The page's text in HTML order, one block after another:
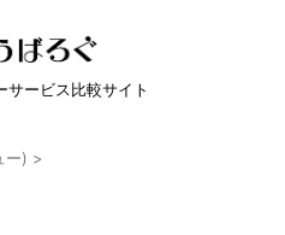
サービス比較サイト
ー) >